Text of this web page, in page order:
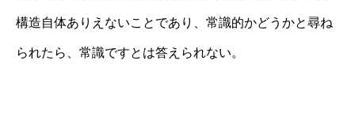
構造自体ありえないことであり、常識的かどうかと尋ね
られたら、常識ですとは答えられない。